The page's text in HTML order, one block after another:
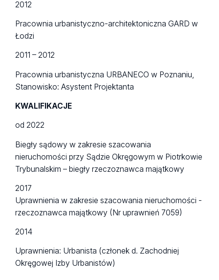
2012
Pracownia urbanistyczno-architektoniczna GARD w
Łodzi
2011 – 2012
Pracownia urbanistyczna URBANECO w Poznaniu,
Stanowisko: Asystent Projektanta
KWALIFIKACJE
od 2022
Biegły sądowy w zakresie szacowania
nieruchomości przy Sądzie Okręgowym w Piotrkowie
Trybunalskim – biegły rzeczoznawca majątkowy
2017
Uprawnienia w zakresie szacowania nieruchomości -
rzeczoznawca majątkowy (Nr uprawnień 7059)
2014
Uprawnienia: Urbanista (członek d. Zachodniej
Okręgowej Izby Urbanistów)